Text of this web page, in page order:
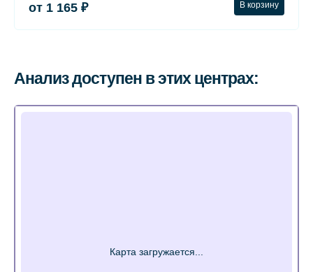
от 1 165 ₽ В корзину
Анализ доступен в этих центрах: